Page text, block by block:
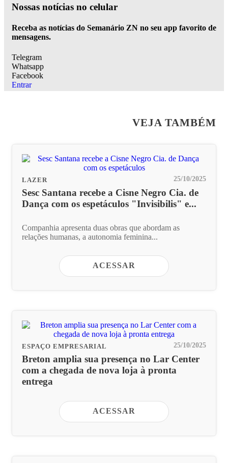
Nossas notícias no celular
Receba as notícias do Semanário ZN no seu app favorito de
mensagens.
Telegram
Whatsapp
Facebook
Entrar
VEJA TAMBÉM
LAZER 25/10/2025
Sesc Santana recebe a Cisne Negro Cia. de
Dança com os espetáculos "Invisibilis" e...
Companhia apresenta duas obras que abordam as
relações humanas, a autonomia feminina...
ACESSAR
ESPAÇO EMPRESARIAL 25/10/2025
Breton amplia sua presença no Lar Center
com a chegada de nova loja à pronta
entrega
ACESSAR